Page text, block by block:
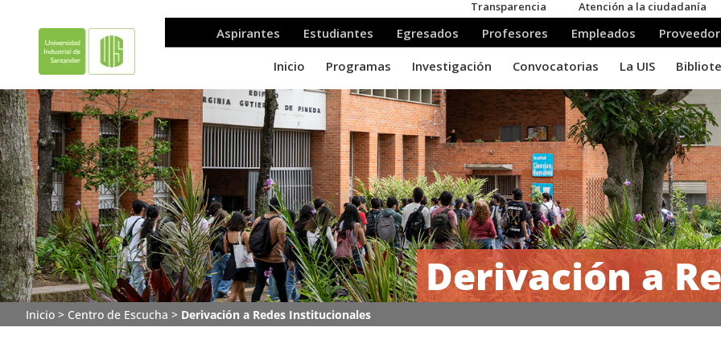
Derivación a
Inicio > Centro de Escucha > Derivación a Redes Institucionales